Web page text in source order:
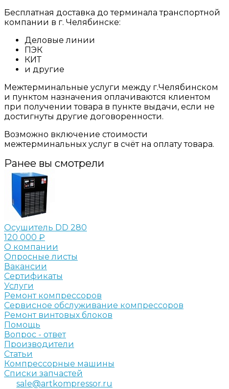
Бесплатная доставка до терминала транспортной
компании в г. Челябинске:
Деловые линии
ПЭК
КИТ
и другие
Межтерминальные услуги между г.Челябинском
и пунктом назначения оплачиваются клиентом
при получении товара в пункте выдачи, если не
достигнуты другие договоренности.
Возможно включение стоимости
межтерминальных услуг в счёт на оплату товара.
Ранее вы смотрели
Осушитель DD 280
120 000 ₽
О компании
Опросные листы
Вакансии
Сертификаты
Услуги
Ремонт компрессоров
Сервисное обслуживание компрессоров
Ремонт винтовых блоков
Помощь
Вопрос - ответ
Производители
Статьи
Компрессорные машины
Списки запчастей
sale@artkompressor.ru